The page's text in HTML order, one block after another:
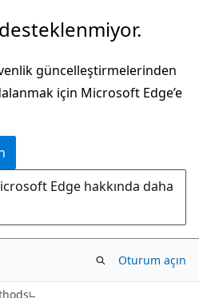
desteklenmiyor.
güncelleştirmelerinden
için Microsoft Edge’e
Edge hakkında daha
Oturum açın